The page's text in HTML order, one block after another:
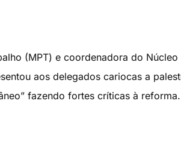
(MPT) e coordenadora do Núcleo
aos delegados cariocas a
fazendo fortes críticas à reforma.